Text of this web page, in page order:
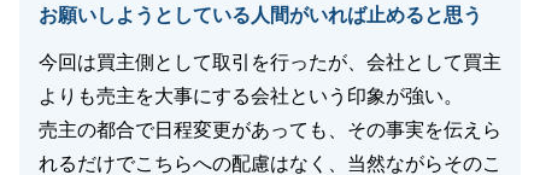
お願いしようとしている人間がいれば止めると思う
今回は買主側として取引を行ったが、会社として買主
よりも売主を大事にする会社という印象が強い。
売主の都合で日程変更があっても、その事実を伝えら
れるだけでこちらへの配慮はなく、当然ながらそのこ